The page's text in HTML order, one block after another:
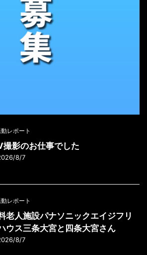
レポート
撮影のお仕事でした
8/7
レポート
老人施設パナソニックエイジフリ
ウス三条大宮と四条大宮さん
8/7